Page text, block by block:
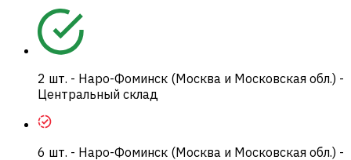
2 шт. - Наро-Фоминск (Москва и Московская обл.) -
Центральный склад
6 шт. - Наро-Фоминск (Москва и Московская обл.) -